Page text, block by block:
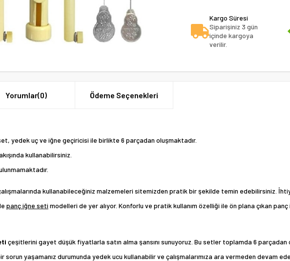
Kargo Süresi
Siparişiniz 3 gün
içinde kargoya
verilir.
Yorumlar(0) Ödeme Seçenekleri
yedek uç ve iğne geçiricisi ile birlikte 6 parçadan oluşmaktadır.
kullanabilirsiniz.
kullanabileceğiniz malzemeleri sitemizden pratik bir şekilde temin edebilirsiniz.
panç iğne setimodelleri de yer alıyor. Konforlu ve pratik kullanım özelliği ile ön plana çıkan
çeşitlerini gayet düşük fiyatlarla satın alma şansını sunuyoruz. Bu setler toplamda 6
sorun yaşamanız durumunda yedek ucu kullanabilir ve çalışmalarımıza ara vermeden devam